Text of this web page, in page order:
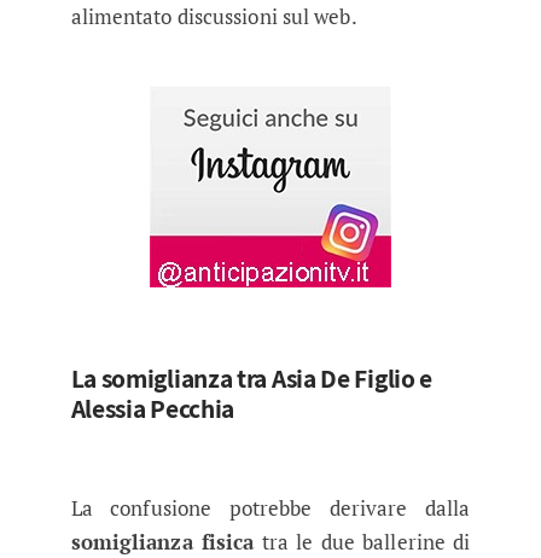
alimentato discussioni sul web.
La somiglianza tra Asia De Figlio e
Alessia Pecchia
La confusione potrebbe derivare dalla
somiglianza fisicatra le due ballerine di